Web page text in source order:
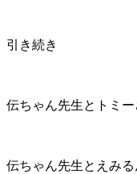
引き続き
伝ちゃん先生とトミ
伝ちゃん先生とえみ